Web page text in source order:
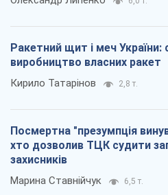
Ракетний щит і меч України:
виробництво власних ракет
Кирило Татарінов 2,8 т.
Посмертна "презумпція
хто дозволив ТЦК судити
захисників
Марина Ставнійчук 6,5 т.